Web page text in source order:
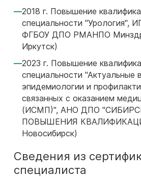
2018 г. Повышение
специальности "Урология",
ФГБОУ ДПО РМАНПО
Иркутск)
2023 г. Повышение
специальности "Актуальные
эпидемиологии и
связанных с оказанием
(ИСМП)", АНО ДПО
ПОВЫШЕНИЯ
Новосибирск)
Сведения из
специалиста